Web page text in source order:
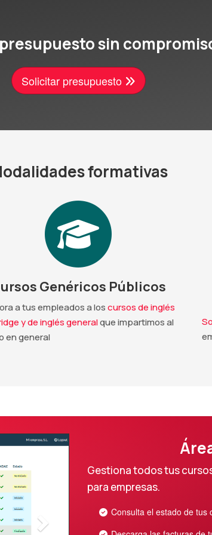
sin
Solicitar presupuesto
formativas
Genéricos Públicos
a tus empleados a loscursos de inglés
y de inglés generalque impartimos al
en general
Siguiente
Gestiona todos tus
para empresas.
Consulta el estado de tus